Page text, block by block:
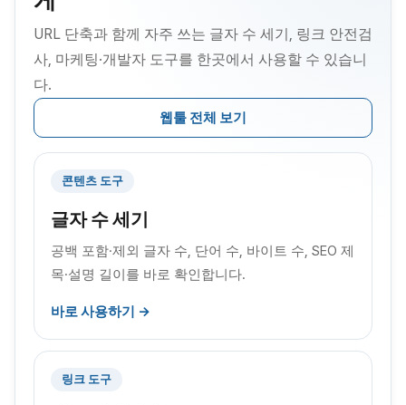
URL 단축과 함께 자주 쓰는 글자 수 세기, 링크 안전검
사, 마케팅·개발자 도구를 한곳에서 사용할 수 있습니
다.
웹툴 전체 보기
콘텐츠 도구
글자 수 세기
공백 포함·제외 글자 수, 단어 수, 바이트 수, SEO 제
목·설명 길이를 바로 확인합니다.
바로 사용하기 →
링크 도구